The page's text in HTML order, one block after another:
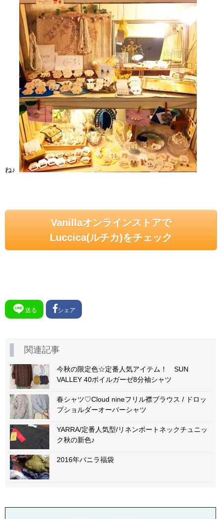
ね♪
Vanillaオンラインストアで
Luccica(ルチカ)をチェック
送る シェア
関連記事
今秋の限定色☆定番人気アイテム！ SUN
VALLEY 40ボイルガーゼ8分袖シャツ
春シャツ♡Cloud nineフリル襟ブラウス / ドロッ
プショルダーオーバーシャツ
YARRA/定番人気型/リネンボートネックチュニッ
ク秋の新色♪
2016年バニラ福袋